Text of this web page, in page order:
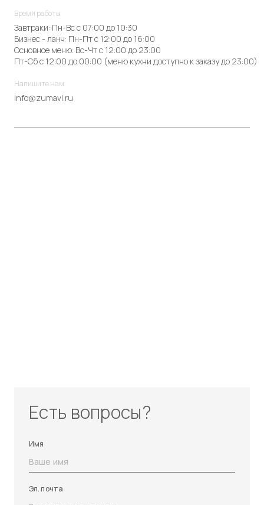
Время работы
Завтраки: Пн-Вс с 07:00 до 10:30
Бизнес - ланч: Пн-Пт с 12:00 до 16:00
Основное меню: Вс-Чт с 12:00 до 23:00
Пт-Сб с 12:00 до 00:00 (меню кухни доступно к заказу до 23:00)
Напишите нам
info@zumavl.ru
Есть вопросы?
Имя
Эл. почта